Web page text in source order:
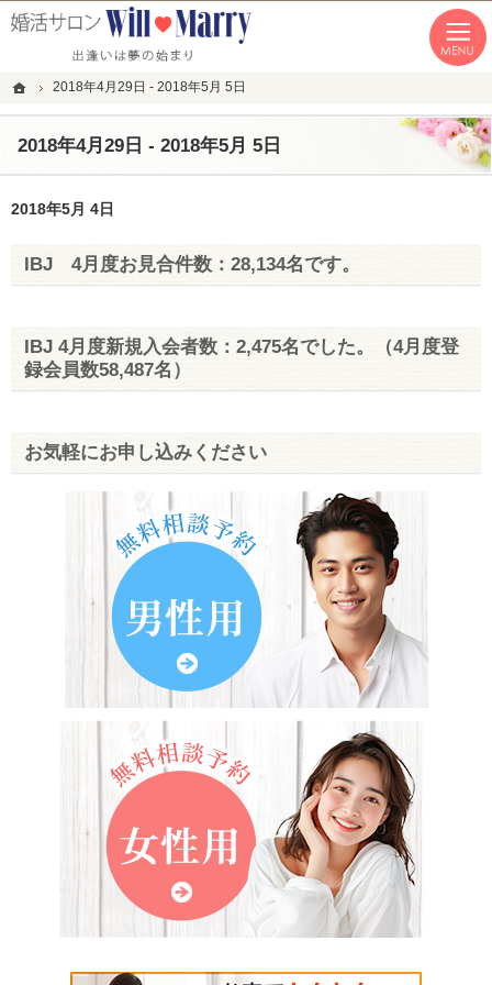
ホーム
2018年4月29日 - 2018年5月 5日
2018年4月29日 - 2018年5月 5日
「本気の婚活」を応援します。恵比寿・青山・湘南の結婚相談所なら私たちへ。
恵比寿・青山・湘南の婚活なら１年以内の成婚にこだわる結婚相談所WillMarry
2018年5月 4日
IBJ 4月度お見合件数：28,134名です。
IBJ 4月度新規入会者数：2,475名でした。（4月度登
録会員数58,487名）
お気軽にお申し込みください